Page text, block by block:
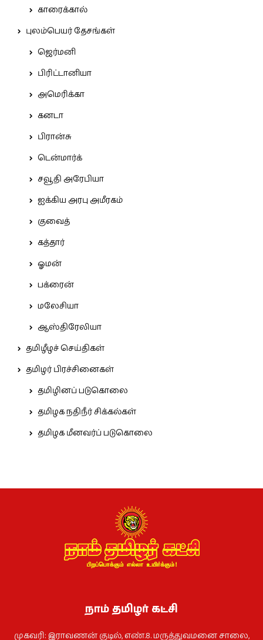
காரைக்கால்
புலம்பெயர் தேசங்கள்
ஜெர்மனி
பிரிட்டானியா
அமெரிக்கா
கனடா
பிரான்சு
டென்மார்க்
சவூதி அரேபியா
ஐக்கிய அரபு அமீரகம்
குவைத்
கத்தார்
ஓமன்
பக்ரைன்
மலேசியா
ஆஸ்திரேலியா
தமிழீழச் செய்திகள்
தமிழர் பிரச்சினைகள்
தமிழினப் படுகொலை
தமிழக நதிநீர் சிக்கல்கள்
தமிழக மீனவர்ப் படுகொலை
நாம் தமிழர் கட்சி
முகவரி: இராவணன் குடில், எண்.8. மருத்துவமனை சாலை,